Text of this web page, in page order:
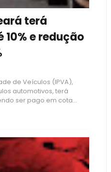
terá
e redução
de Veículos (IPVA),
automotivos, terá
ser pago em cota...